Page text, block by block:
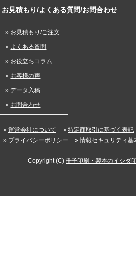
お見積もり/よくある質問/お問合わせ
お見積もり/ご注文
よくある質問
お役立ちコラム
お客様の声
データ入稿
お問合わせ
運営会社について 特定商取引に基づく表記
プライバシーポリシー
情報セキュリティ基
Copyright (C) 冊子印刷・製本のイシダ